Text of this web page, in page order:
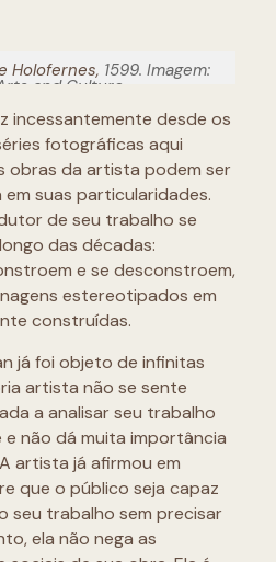
Holofernes, 1599. Imagem:
and Culture
incessantemente desde os
fotográficas aqui
obras da artista podem ser
suas particularidades.
de seu trabalho se
das décadas:
e se desconstroem,
estereotipados em
construídas.
já foi objeto de infinitas
artista não se sente
a analisar seu trabalho
não dá muita importância
artista já afirmou em
que o público seja capaz
seu trabalho sem precisar
ela não nega as